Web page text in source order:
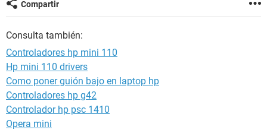
Compartir
Consulta también:
Controladores hp mini 110
Hp mini 110 drivers
Como poner guión bajo en laptop hp
Controladores hp g42
Controlador hp psc 1410
Opera mini